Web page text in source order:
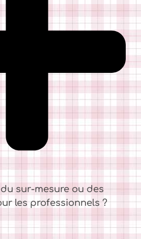
sur-mesure ou des
les professionnels ?